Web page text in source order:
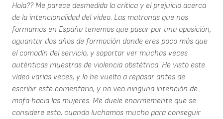
Hola?? Me parece desmedida la crítica y el prejuicio acerca
de la intencionalidad del vídeo. Las matronas que nos
formamos en España tenemos que pasar por una oposición,
aguantar dos años de formación donde eres poco más que
el comodín del servicio, y soportar ver muchas veces
auténticas muestras de violencia obstétrica. He visto este
vídeo varias veces, y lo he vuelto a repasar antes de
escribir este comentario, y no veo ninguna intención de
mofa hacia las mujeres. Me duele enormemente que se
considere esto, cuando luchamos mucho para conseguir